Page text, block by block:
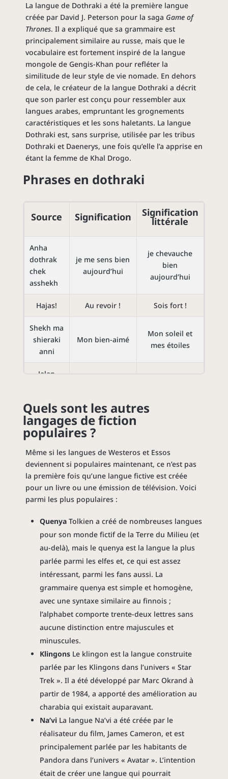
La langue de Dothraki a été la première langue
créée par David J. Peterson pour la saga Game of
Thrones. Il a expliqué que sa grammaire est
principalement similaire au russe, mais que le
vocabulaire est fortement inspiré de la langue
mongole de Gengis-Khan pour refléter la
similitude de leur style de vie nomade. En dehors
de cela, le créateur de la langue Dothraki a décrit
que son parler est conçu pour ressembler aux
langues arabes, empruntant les grognements
caractéristiques et les sons haletants. La langue
Dothraki est, sans surprise, utilisée par les tribus
Dothraki et Daenerys, une fois qu’elle l’a apprise en
étant la femme de Khal Drogo.
Phrases en dothraki
Source Signification Signification
littérale
Anha
dothrak
chek
asshekh
je me sens bien
aujourd’hui
je chevauche
bien
aujourd’hui
Hajas! Au revoir ! Sois fort !
Shekh ma
shieraki
anni
Mon bien-aimé
Mon soleil et
mes étoiles
Jalan
Shor
tawakof
Armure
Ase
shafki
athdrivar
Vos désirs sont
des ordres
Tes mots sont la
mort
Sek,
Oui
Vos.
Vosecchi!
Non. Pas
question !
–
Me nem
nesa
C’est connu
Quels sont les autres
langages de fiction
populaires ?
Même si les langues de Westeros et Essos
deviennent si populaires maintenant, ce n’est pas
la première fois qu’une langue fictive est créée
pour un livre ou une émission de télévision. Voici
parmi les plus populaires :
Quenya Tolkien a créé de nombreuses langues
pour son monde fictif de la Terre du Milieu (et
au-delà), mais le quenya est la langue la plus
parlée parmi les elfes et, ce qui est assez
intéressant, parmi les fans aussi. La
grammaire quenya est simple et homogène,
avec une syntaxe similaire au finnois ;
l’alphabet comporte trente-deux lettres sans
aucune distinction entre majuscules et
minuscules.
Klingons Le klingon est la langue construite
parlée par les Klingons dans l’univers « Star
Trek ». Il a été développé par Marc Okrand à
partir de 1984, a apporté des amélioration au
charabia qui existait auparavant.
Na’vi La langue Na’vi a été créée par le
réalisateur du film, James Cameron, et est
principalement parlée par les habitants de
Pandora dans l’univers « Avatar ». L’intention
était de créer une langue qui pourrait